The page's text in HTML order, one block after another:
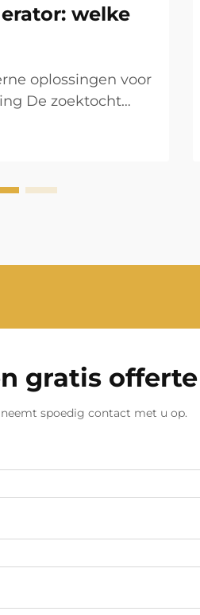
welke
oplossingen voor
De zoektocht
is steeds
wereld. Of u nu
gratis offerte
spoedig contact met u op.